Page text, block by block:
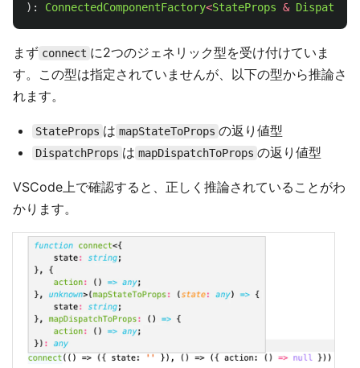
):
ConnectedComponentFactory<StateProps &
まず connect に2つのジェネリック型を受け付けていま
す。この型は指定されていませんが、以下の型から推論さ
れます。
StateProps は mapStateToProps の返り値型
DispatchProps は mapDispatchToProps の返り値型
VSCode上で確認すると、正しく推論されていることがわ
かります。